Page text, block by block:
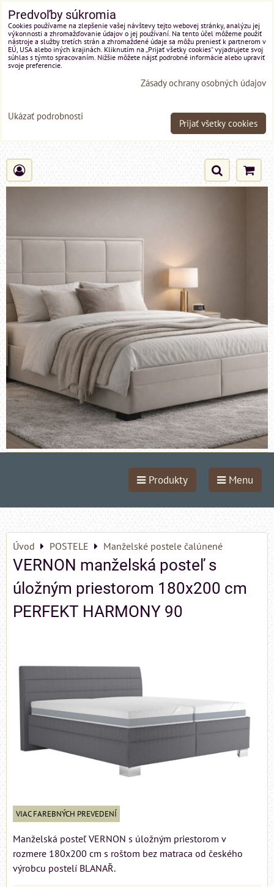
Produkty Menu
Úvod POSTELE Manželské postele čalúnené
VERNON manželská posteľ s
úložným priestorom 180x200 cm
PERFEKT HARMONY 90
VIAC FAREBNÝCH PREVEDENÍ
Manželská posteľ VERNON s úložným priestorom v
rozmere 180x200 cm s roštom bez matraca od českého
výrobcu postelí BLANAŘ.
Predvoľby súkromia
Cookies používame na zlepšenie vašej návštevy tejto webovej stránky, analýzu jej
výkonnosti a zhromažďovanie údajov o jej používaní. Na tento účel môžeme použiť
nástroje a služby tretích strán a zhromaždené údaje sa môžu preniesť k partnerom v
EÚ, USA alebo iných krajinách. Kliknutím na „Prijať všetky cookies“ vyjadrujete svoj
súhlas s týmto spracovaním. Nižšie môžete nájsť podrobné informácie alebo upraviť
svoje preferencie.
Zásady ochrany osobných údajov
Ukázať podrobnosti
Prijať všetky cookies